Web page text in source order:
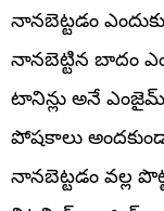
నానబెట్టడం
నానబెట్టిన బాదం
టానిన్లు అనే
పోషకాలు
నానబెట్టడం వల్ల